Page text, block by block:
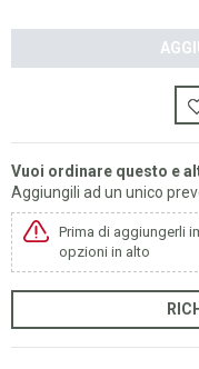
Vuoi ordinare questo e
Aggiungili ad un unico
Prima di aggiungerli
opzioni in alto